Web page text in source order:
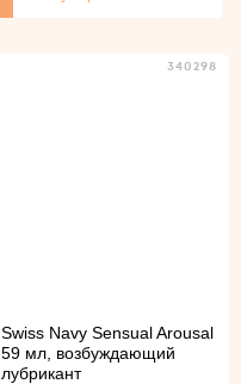
340298
Swiss Navy Sensual Arousal
59 мл, возбуждающий
лубрикант